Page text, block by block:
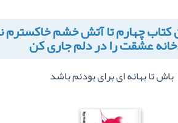
کتاب چهارم تا آتش خشم خاکسترم
عشقت را در دلم جاری کن
باش تا بهانه ای برای بودنم باشد